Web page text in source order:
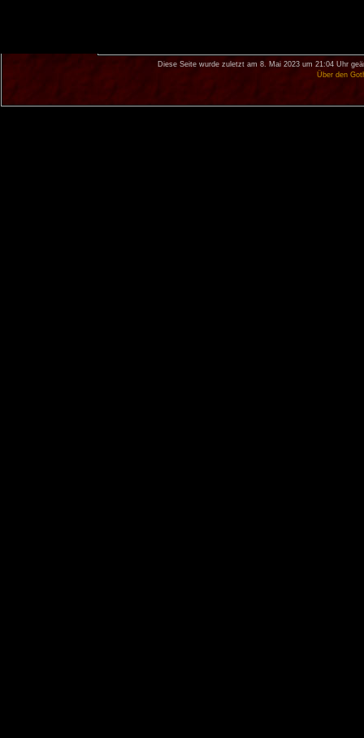
Diese Seite wurde zuletzt am 8. Mai 2023 um 21:04 Uhr
Über den